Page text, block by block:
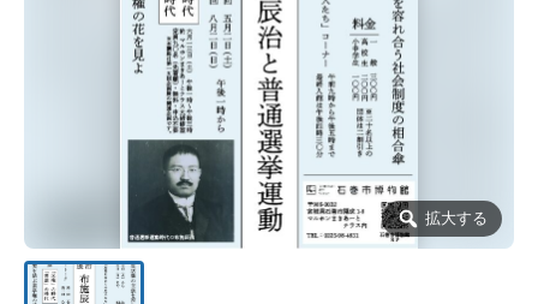
拡大する